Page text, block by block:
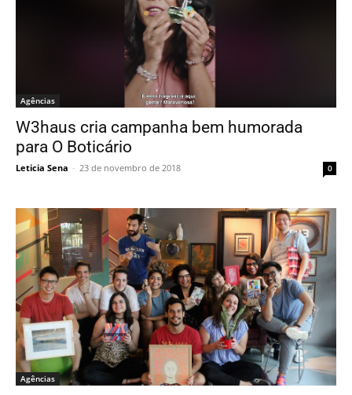
Agências
W3haus cria campanha bem humorada
para O Boticário
Leticia Sena - 23 de novembro de 2018 0
Agências